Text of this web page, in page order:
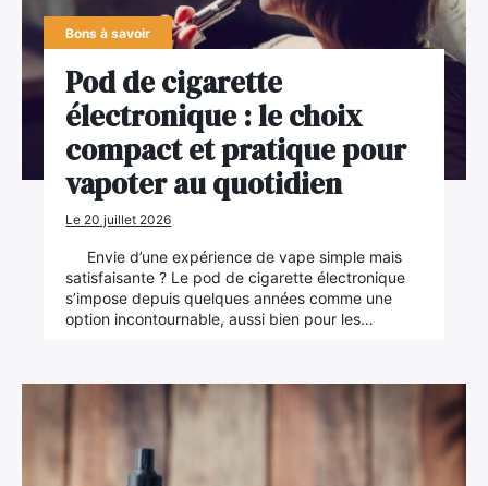
Bons à savoir
Pod de cigarette
électronique : le choix
compact et pratique pour
vapoter au quotidien
Le 20 juillet 2026
Envie d’une expérience de vape simple mais
satisfaisante ? Le pod de cigarette électronique
s’impose depuis quelques années comme une
option incontournable, aussi bien pour les…